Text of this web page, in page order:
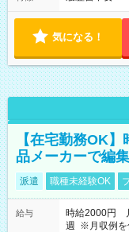
気になる！
【在宅勤務OK
品メーカーで編
派遣 職種未経験OK
給与
時給2000円
週 ※月収例を